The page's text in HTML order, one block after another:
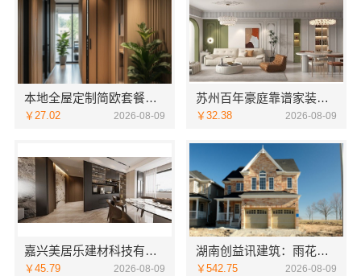
本地全屋定制简欧套餐，江西尚宅尚品一站式整装服务
￥27.02 2026-08-09
苏州百年豪庭靠谱家装团队拎包入住省心选
￥32.38 2026-08-09
嘉兴美居乐建材科技有限公司新房装修收费参考
￥45.79 2026-08-09
湖南创益讯建筑：雨花区专业房屋翻新透明化施工
￥542.75 2026-08-09